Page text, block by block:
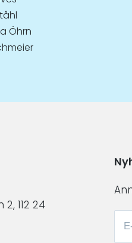
Öhrn
112 24